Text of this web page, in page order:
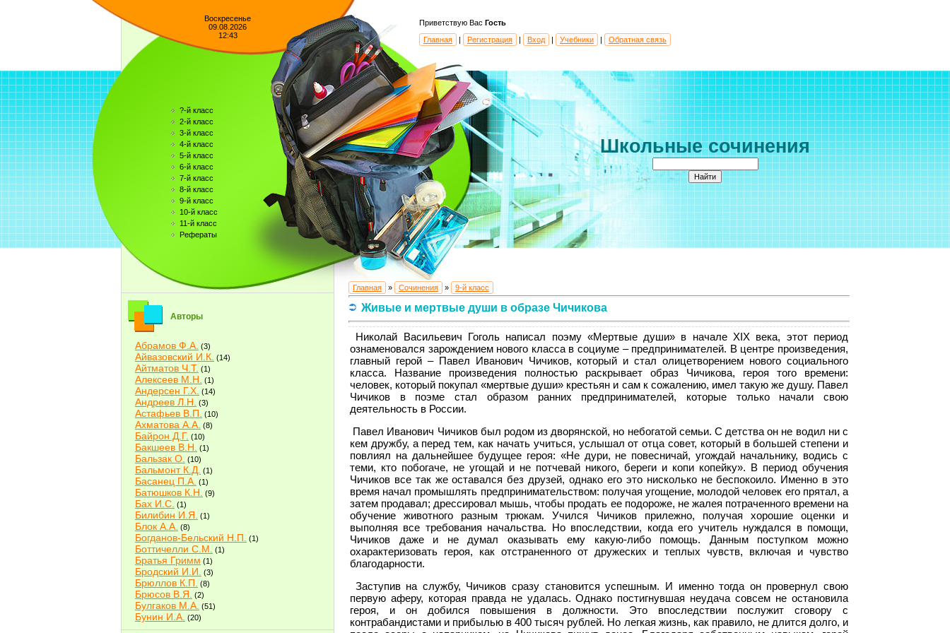
Воскресенье
09.08.2026
12:43
?-й класс
2-й класс
3-й класс
4-й класс
5-й класс
6-й класс
7-й класс
8-й класс
9-й класс
10-й класс
11-й класс
Рефераты
Авторы
Абрамов Ф.А. (3)
Айвазовский И.К. (14)
Айтматов Ч.Т. (1)
Алексеев М.Н. (1)
Андерсен Г.Х. (14)
Андреев Л.Н. (3)
Астафьев В.П. (10)
Ахматова А.А. (8)
Байрон Д.Г. (10)
Бакшеев В.Н. (1)
Бальзак О. (10)
Бальмонт К.Д. (1)
Басанец П.А. (1)
Батюшков К.Н. (9)
Бах И.С. (1)
Билибин И.Я. (1)
Блок А.А. (8)
Богданов-Бельский Н.П. (1)
Боттичелли С.М. (1)
Братья Гримм (1)
Бродский И.И. (3)
Брюллов К.П. (8)
Брюсов В.Я. (2)
Булгаков М.А. (51)
Бунин И.А. (20)
Быков В.В.(2)
Приветствую Вас Гость
Главная
| Регистрация | Вход | Учебники | Обратная связь
Школьные сочинения
Главная » Сочинения » 9-й класс
Живые и мертвые души в образе Чичикова
Николай Васильевич Гоголь написал поэму «Мертвые души» в начале XIX века, этот период
ознаменовался зарождением нового класса в социуме – предпринимателей. В центре произведения,
главный герой – Павел Иванович Чичиков, который и стал олицетворением нового социального
класса. Название произведения полностью раскрывает образ Чичикова, героя того времени:
человек, который покупал «мертвые души» крестьян и сам к сожалению, имел такую же душу. Павел
Чичиков в поэме стал образом ранних предпринимателей, которые только начали свою
деятельность в России.
Павел Иванович Чичиков был родом из дворянской, но небогатой семьи. С детства он не водил ни с
кем дружбу, а перед тем, как начать учиться, услышал от отца совет, который в большей степени и
повлиял на дальнейшее будущее героя: «Не дури, не повесничай, угождай начальнику, водись с
теми, кто побогаче, не угощай и не потчевай никого, береги и копи копейку». В период обучения
Чичиков все так же оставался без друзей, однако его это нисколько не беспокоило. Именно в это
время начал промышлять предпринимательством: получая угощение, молодой человек его прятал, а
затем продавал; дрессировал мышь, чтобы продать ее подороже, не жалея потраченного времени на
обучение животного разным трюкам. Учился Чичиков прилежно, получая хорошие оценки и
выполняя все требования начальства. Но впоследствии, когда его учитель нуждался в помощи,
Чичиков даже и не думал оказывать ему какую-либо помощь. Данным поступком можно
охарактеризовать героя, как отстраненного от дружеских и теплых чувств, включая и чувство
благодарности.
Заступив на службу, Чичиков сразу становится успешным. И именно тогда он провернул свою
первую аферу, которая правда не удалась. Однако постигнувшая неудача совсем не остановила
героя, и он добился повышения в должности. Это впоследствии послужит сговору с
контрабандистами и прибылью в 400 тысяч рублей. Но легкая жизнь, как правило, не длится долго, и